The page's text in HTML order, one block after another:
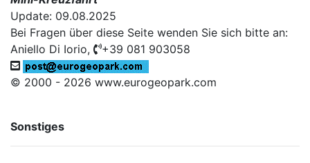
Update: 09.08.2025
Bei Fragen über diese Seite wenden Sie sich bitte an:
Aniello Di Iorio,
+39 081 903058
© 2000 - 2026 www.eurogeopark.com
Sonstiges